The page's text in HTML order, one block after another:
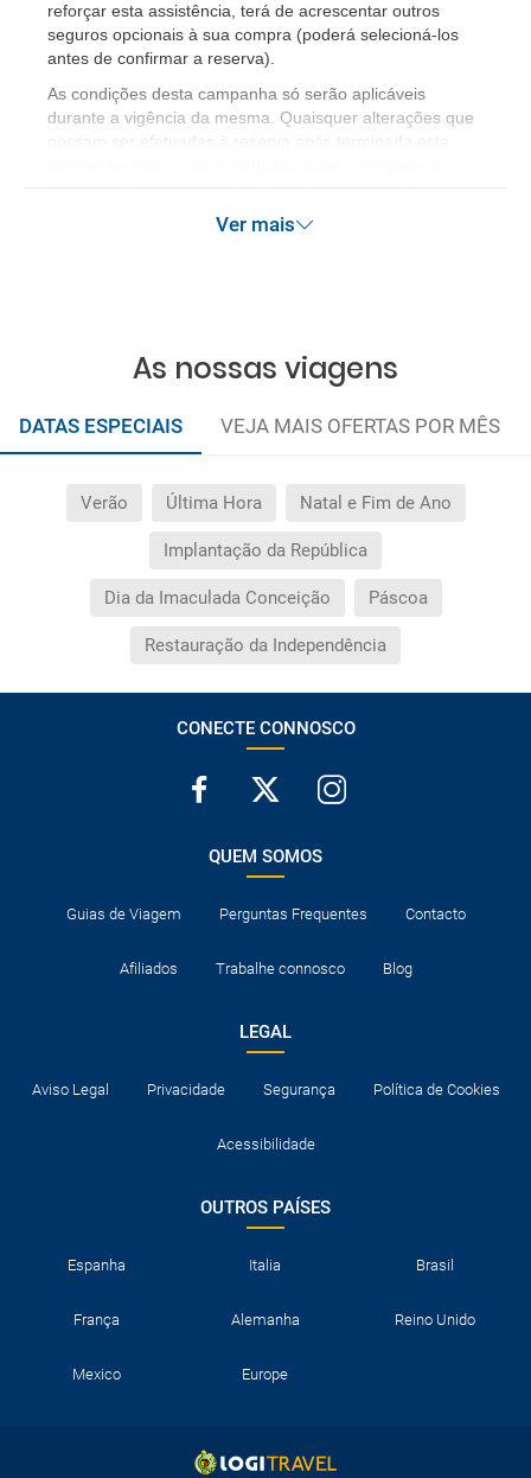
reforçar esta assistência, terá de acrescentar outros
seguros opcionais à sua compra (poderá selecioná-los
antes de confirmar a reserva).
As condições desta campanha só serão aplicáveis
durante a vigência da mesma. Quaisquer alterações que
possam ser efetuadas à reserva após terminada esta
Ver mais
As nossas viagens
DATAS ESPECIAIS VEJA MAIS OFERTAS POR MÊS
Verão Última Hora Natal e Fim de Ano
Implantação da República
Dia da Imaculada Conceição Páscoa
Restauração da Independência
CONECTE CONNOSCO
QUEM SOMOS
Guias de Viagem Perguntas Frequentes Contacto
Afiliados Trabalhe connosco Blog
LEGAL
Aviso Legal Privacidade Segurança Política de Cookies
Acessibilidade
OUTROS PAÍSES
Espanha Italia Brasil
França Alemanha Reino Unido
Mexico Europe